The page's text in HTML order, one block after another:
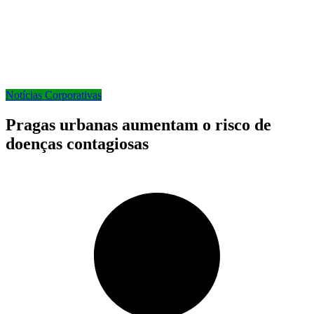
Notícias Corporativas
Pragas urbanas aumentam o risco de
doenças contagiosas